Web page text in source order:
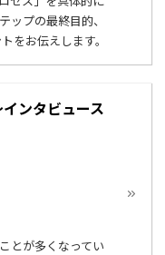
ップの最終目的、
をお伝えします。
ンタビュース
とが多くなってい